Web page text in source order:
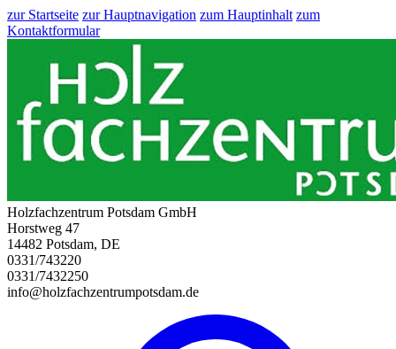
zur Startseite zur Hauptnavigation zum Hauptinhalt zum
Kontaktformular
Holzfachzentrum Potsdam GmbH
Horstweg 47
14482 Potsdam, DE
0331/743220
0331/7432250
info@holzfachzentrumpotsdam.de